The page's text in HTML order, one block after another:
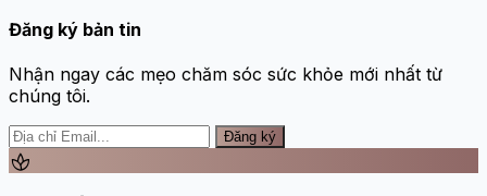
Đăng ký bản tin
Nhận ngay các mẹo chăm sóc sức khỏe mới nhất từ
chúng tôi.
Đăng ký
spa